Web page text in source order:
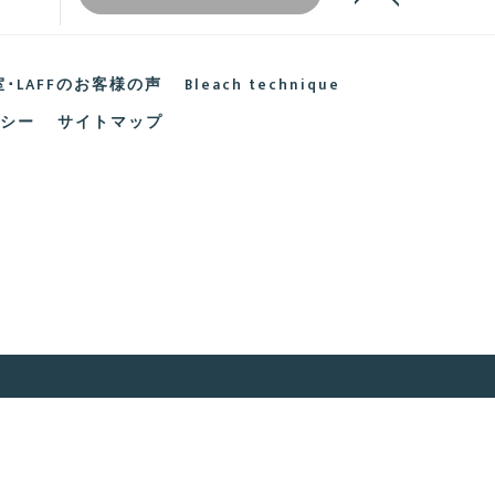
LAFFのお客様の声
Bleach technique
ー サイトマップ